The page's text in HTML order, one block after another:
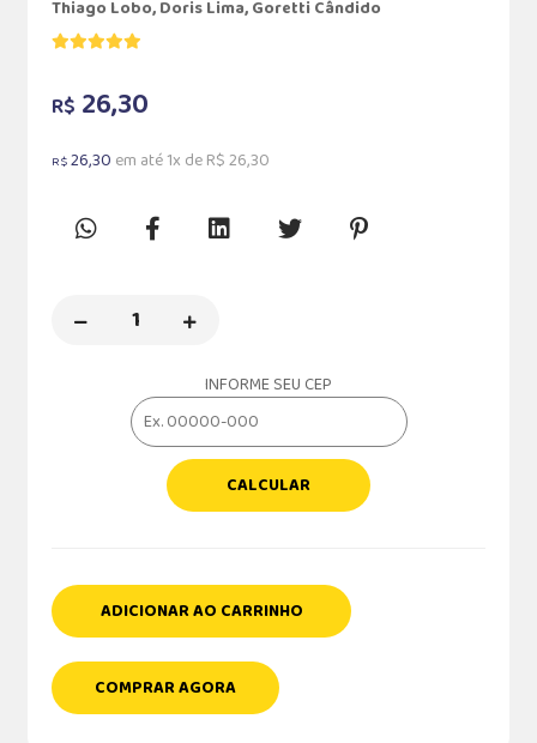
Thiago Lobo, Doris Lima, Goretti Cândido
R$ 26,30
R$26,30 em até 1x de R$ 26,30
INFORME SEU CEP
CALCULAR
ADICIONAR AO CARRINHO
COMPRAR AGORA